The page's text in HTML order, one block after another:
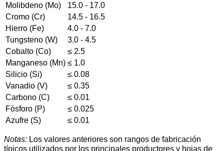
Molibdeno (Mo)
15.0 - 17.0
Cromo (Cr)
14.5 - 16.5
Hierro (Fe)
4.0 - 7.0
Tungsteno (W)
3.0 - 4.5
Cobalto (Co)
≤ 2.5
Manganeso (Mn) ≤ 1.0
Silicio (Si)
≤ 0.08
Vanadio (V)
≤ 0.35
Carbono (C)
≤ 0.01
Fósforo (P)
≤ 0.025
Azufre (S)
≤ 0.01
Notas: Los valores anteriores son rangos de fabricación
típicos utilizados por los principales productores y hojas de